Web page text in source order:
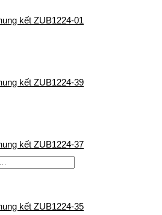
kết ZUB1224-01
kết ZUB1224-39
kết ZUB1224-37
kết ZUB1224-35